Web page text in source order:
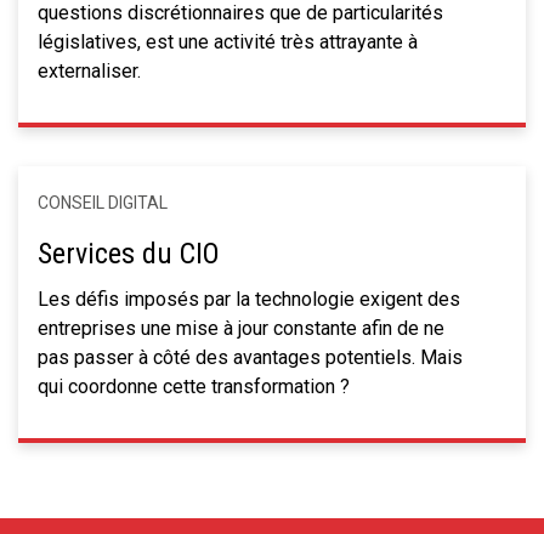
questions discrétionnaires que de particularités
législatives, est une activité très attrayante à
externaliser.
CONSEIL DIGITAL
Services du CIO
Les défis imposés par la technologie exigent des
entreprises une mise à jour constante afin de ne
pas passer à côté des avantages potentiels. Mais
qui coordonne cette transformation ?